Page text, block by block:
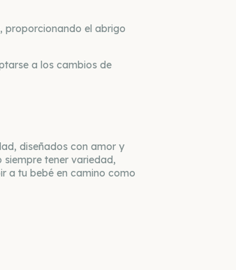
proporcionando el abrigo
a los cambios de
diseñados con amor y
tener variedad,
a tu bebé en camino como